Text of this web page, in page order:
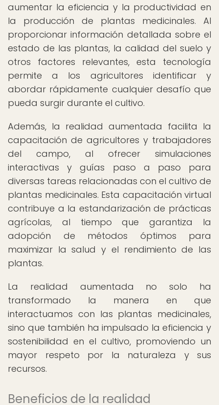
aumentar la eficiencia y la productividad en
la producción de plantas medicinales. Al
proporcionar información detallada sobre el
estado de las plantas, la calidad del suelo y
otros factores relevantes, esta tecnología
permite a los agricultores identificar y
abordar rápidamente cualquier desafío que
pueda surgir durante el cultivo.
Además, la realidad aumentada facilita la
capacitación de agricultores y trabajadores
del campo, al ofrecer simulaciones
interactivas y guías paso a paso para
diversas tareas relacionadas con el cultivo de
plantas medicinales. Esta capacitación virtual
contribuye a la estandarización de prácticas
agrícolas, al tiempo que garantiza la
adopción de métodos óptimos para
maximizar la salud y el rendimiento de las
plantas.
La realidad aumentada no solo ha
transformado la manera en que
interactuamos con las plantas medicinales,
sino que también ha impulsado la eficiencia y
sostenibilidad en el cultivo, promoviendo un
mayor respeto por la naturaleza y sus
recursos.
Beneficios de la realidad